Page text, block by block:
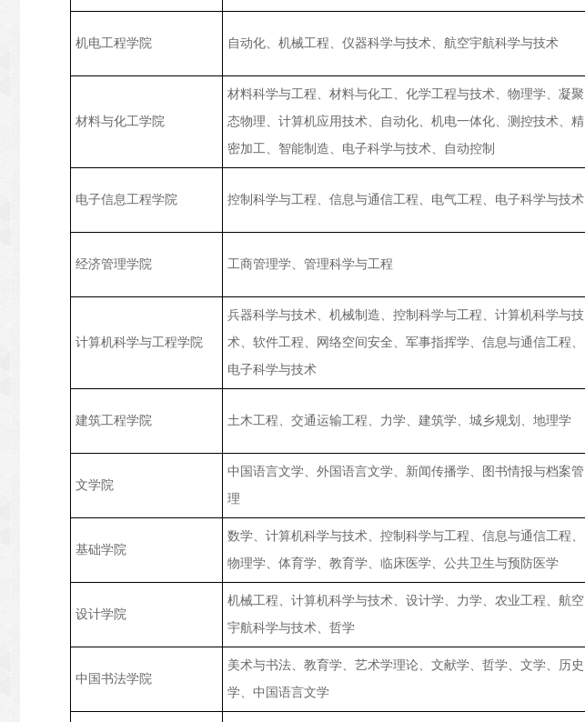
机电工程学院 自动化、机械工程、仪器科学与技术、航空宇航科学与技术
材料与化工学院
材料科学与工程、材料与化工、化学工程与技术、物理学、凝聚
态物理、计算机应用技术、自动化、机电一体化、测控技术、精
密加工、智能制造、电子科学与技术、自动控制
电子信息工程学院 控制科学与工程、信息与通信工程、电气工程、电子科学与技术
经济管理学院 工商管理学、管理科学与工程
计算机科学与工程学院
兵器科学与技术、机械制造、控制科学与工程、计算机科学与技
术、软件工程、网络空间安全、军事指挥学、信息与通信工程、
电子科学与技术
建筑工程学院 土木工程、交通运输工程、力学、建筑学、城乡规划、地理学
文学院
中国语言文学、外国语言文学、新闻传播学、图书情报与档案管
理
基础学院
数学、计算机科学与技术、控制科学与工程、信息与通信工程、
物理学、体育学、教育学、临床医学、公共卫生与预防医学
设计学院
机械工程、计算机科学与技术、设计学、力学、农业工程、航空
宇航科学与技术、哲学
中国书法学院
美术与书法、教育学、艺术学理论、文献学、哲学、文学、历史
学、中国语言文学